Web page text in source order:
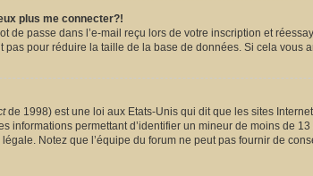
plus me connecter?!
de passe dans l’e-mail reçu lors de votre inscription et
pour réduire la taille de la base de données. Si cela vous
de 1998) est une loi aux Etats-Unis qui dit que les sites
informations permettant d’identifier un mineur de moins de
Notez que l’équipe du forum ne peut pas fournir de